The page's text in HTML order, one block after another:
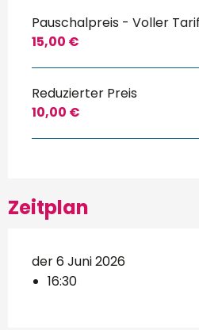
Pauschalpreis - Voller
15,00 €
Reduzierter Preis
10,00 €
Zeitplan
der 6 Juni 2026
16:30